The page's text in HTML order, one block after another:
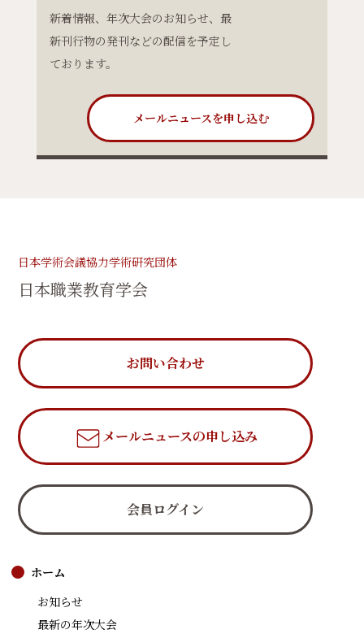
新着情報、年次大会のお知らせ、最
新刊行物の発刊などの配信を予定し
ております。
メールニュースを申し込む
日本学術会議協力学術研究団体
日本職業教育学会
お問い合わせ
メールニュースの申し込み
会員ログイン
ホーム
お知らせ
最新の年次大会